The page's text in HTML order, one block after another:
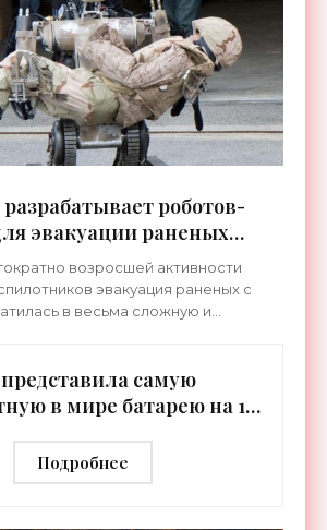
роботов-
эвакуации раненых
возросшей активности
эвакуация раненых с
в весьма сложную и
представила самую
в мире батарею на 1
Подробнее